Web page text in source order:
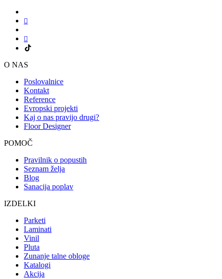
O NAS
Poslovalnice
Kontakt
Reference
Evropski projekti
Kaj o nas pravijo drugi?
Floor Designer
POMOČ
Pravilnik o popustih
Seznam želja
Blog
Sanacija poplav
IZDELKI
Parketi
Laminati
Vinil
Pluta
Zunanje talne obloge
Katalogi
Akcija